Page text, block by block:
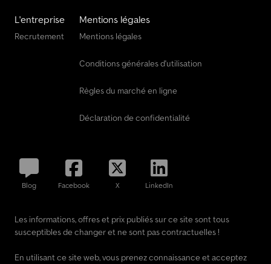
L'entreprise
Recrutement
Mentions légales
Mentions légales
Conditions générales d'utilisation
Règles du marché en ligne
Déclaration de confidentialité
Blog Facebook X LinkedIn
Les informations, offres et prix publiés sur ce site sont tous
susceptibles de changer et ne sont pas contractuelles !
En utilisant ce site web, vous prenez connaissance et acceptez